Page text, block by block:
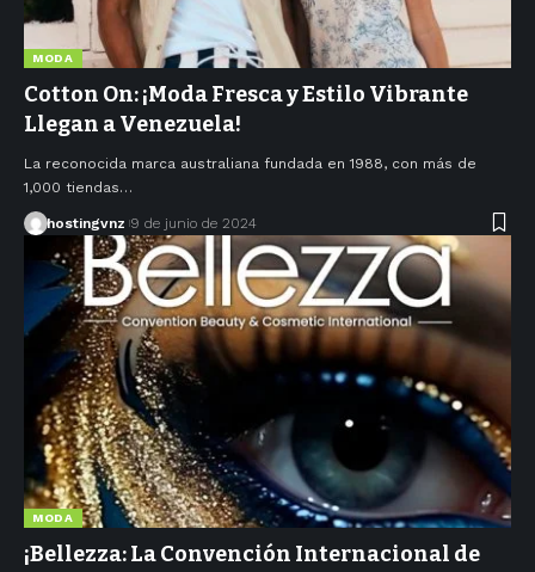
MODA
Cotton On: ¡Moda Fresca y Estilo Vibrante
Llegan a Venezuela!
La reconocida marca australiana fundada en 1988, con más de
1,000 tiendas…
hostingvnz 9 de junio de 2024
MODA
¡Bellezza: La Convención Internacional de